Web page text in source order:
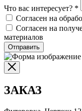
Что вас интересует? *
Согласен на
Согласен на
материалов
Отправить
ЗАКАЗ